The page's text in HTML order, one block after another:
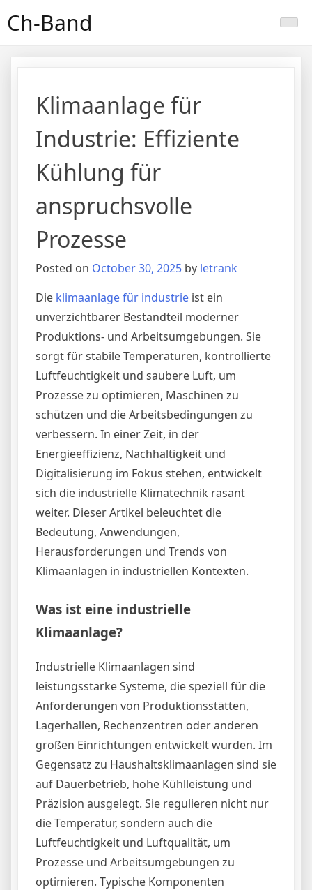
toCh-Band
Klimaanlage für
Industrie: Effiziente
Kühlung für
anspruchsvolle
Prozesse
Posted on October 30, 2025 by letrank
Die klimaanlage für industrie ist ein
unverzichtbarer Bestandteil moderner
Produktions- und Arbeitsumgebungen. Sie
sorgt für stabile Temperaturen, kontrollierte
Luftfeuchtigkeit und saubere Luft, um
Prozesse zu optimieren, Maschinen zu
schützen und die Arbeitsbedingungen zu
verbessern. In einer Zeit, in der
Energieeffizienz, Nachhaltigkeit und
Digitalisierung im Fokus stehen, entwickelt
sich die industrielle Klimatechnik rasant
weiter. Dieser Artikel beleuchtet die
Bedeutung, Anwendungen,
Herausforderungen und Trends von
Klimaanlagen in industriellen Kontexten.
Was ist eine industrielle
Klimaanlage?
Industrielle Klimaanlagen sind
leistungsstarke Systeme, die speziell für die
Anforderungen von Produktionsstätten,
Lagerhallen, Rechenzentren oder anderen
großen Einrichtungen entwickelt wurden. Im
Gegensatz zu Haushaltsklimaanlagen sind sie
auf Dauerbetrieb, hohe Kühlleistung und
Präzision ausgelegt. Sie regulieren nicht nur
die Temperatur, sondern auch die
Luftfeuchtigkeit und Luftqualität, um
Prozesse und Arbeitsumgebungen zu
optimieren. Typische Komponenten